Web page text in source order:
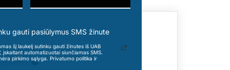
kvapas.Dažnas
❤️
gauti pasiūlymus SMS žinute
šį laukelį sutinku gauti žinutes iš UAB
įskaitant automatizuotai siunčiamas SMS.
pirkimo sąlyga. Privatumo politika ir